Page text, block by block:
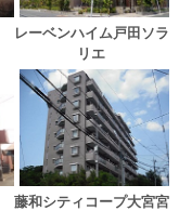
レーベンハイム戸田ソラ
リエ
藤和シティコープ大宮宮